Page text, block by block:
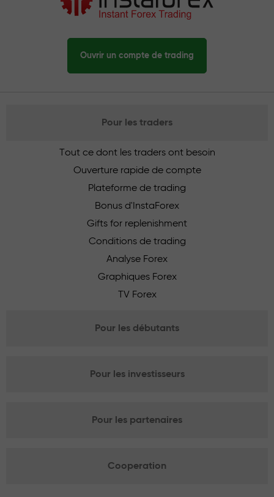
Ouvrir un compte de trading
Pour les traders
Tout ce dont les traders ont besoin
Ouverture rapide de compte
Plateforme de trading
Bonus d'InstaForex
Gifts for replenishment
Conditions de trading
Analyse Forex
Graphiques Forex
TV Forex
Pour les débutants
Pour les investisseurs
Pour les partenaires
Cooperation